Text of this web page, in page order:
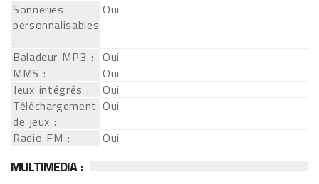
Sonneries
personnalisables
:
Oui
Baladeur MP3 : Oui
MMS :
Oui
Jeux intégrés :
Oui
Téléchargement
de jeux :
Oui
Radio FM :
Oui
MULTIMEDIA :